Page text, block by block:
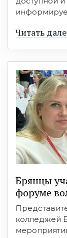
Читать
Брянцы
форуме
колледжей